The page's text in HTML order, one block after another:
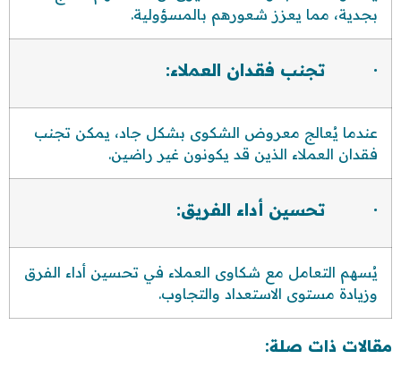
بجدية، مما يعزز شعورهم بالمسؤولية.
· تجنب فقدان العملاء:
عندما يُعالج معروض الشكوى بشكل جاد، يمكن تجنب
فقدان العملاء الذين قد يكونون غير راضين.
· تحسين أداء الفريق:
يُسهم التعامل مع شكاوى العملاء في تحسين أداء الفرق
وزيادة مستوى الاستعداد والتجاوب.
مقالات ذات صلة: